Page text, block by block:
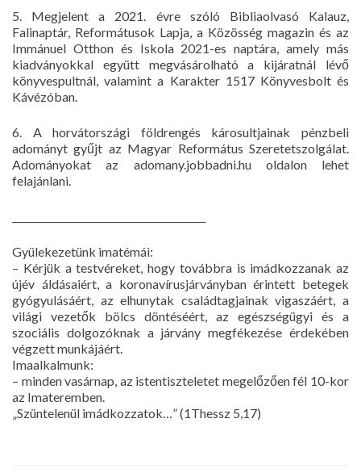
5. Megjelent a 2021. évre szóló Bibliaolvasó Kalauz,
Falinaptár, Reformátusok Lapja, a Közösség magazin és az
Immánuel Otthon és Iskola 2021-es naptára, amely más
kiadványokkal együtt megvásárolható a kijáratnál lévő
könyvespultnál, valamint a Karakter 1517 Könyvesbolt és
Kávézóban.
6. A horvátországi földrengés károsultjainak pénzbeli
adományt gyűjt az Magyar Református Szeretetszolgálat.
Adományokat az adomany.jobbadni.hu oldalon lehet
felajánlani.
Gyülekezetünk imatémái:
– Kérjük a testvéreket, hogy továbbra is imádkozzanak az
újév áldásaiért, a koronavírusjárványban érintett betegek
gyógyulásáért, az elhunytak családtagjainak vigaszáért, a
világi vezetők bölcs döntéséért, az egészségügyi és a
szociális dolgozóknak a járvány megfékezése érdekében
végzett munkájáért.
Imaalkalmunk:
– minden vasárnap, az istentiszteletet megelőzően fél 10-kor
az Imateremben.
„Szüntelenül imádkozzatok…” (1Thessz 5,17)